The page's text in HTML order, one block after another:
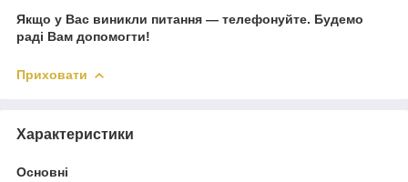
Якщо у Вас виникли питання — телефонуйте. Будемо
раді Вам допомогти!
Приховати
Характеристики
Основні